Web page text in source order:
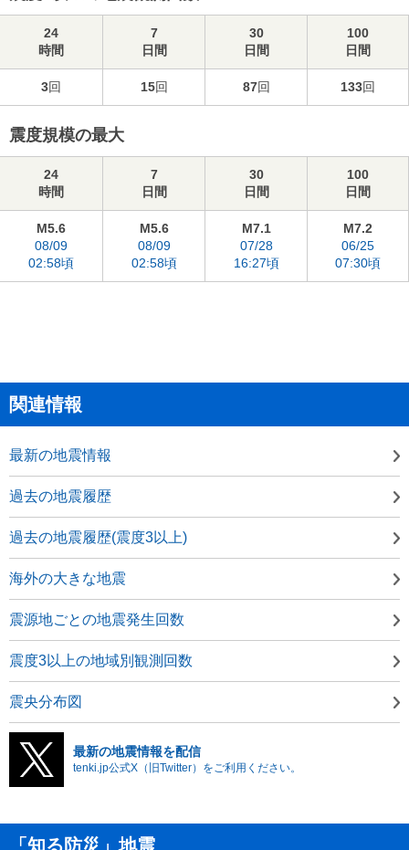
24
時間
7
日間
30
日間
100
日間
3回 15回 87回 133回
震度規模の最大
24
時間
7
日間
30
日間
100
日間
M5.6
08/09
02:58頃
M5.6
08/09
02:58頃
M7.1
07/28
16:27頃
M7.2
06/25
07:30頃
関連情報
最新の地震情報
過去の地震履歴
過去の地震履歴(震度3以上)
海外の大きな地震
震源地ごとの地震発生回数
震度3以上の地域別観測回数
震央分布図
最新の地震情報を配信
tenki.jp公式X（旧Twitter）をご利用ください。
「知る防災」地震